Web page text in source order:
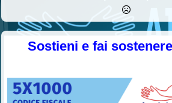
Sostieni e fai